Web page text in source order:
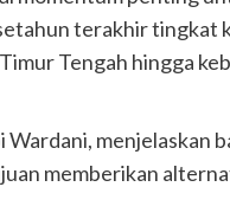
terakhir
Tengah hingga
menjelaskan
memberikan